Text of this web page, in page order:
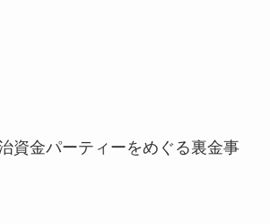
資金パーティーをめぐる裏金事